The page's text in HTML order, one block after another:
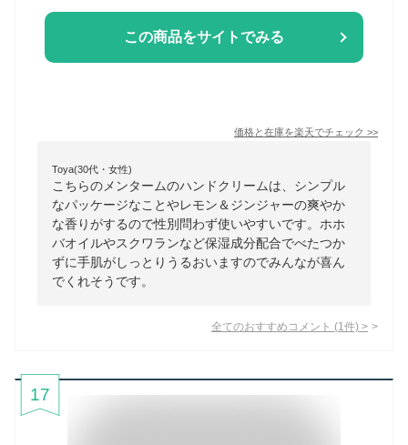
この商品をサイトでみる
価格と在庫を楽天でチェック >>
Toya(30代・女性)
こちらのメンタームのハンドクリームは、シンプル
なパッケージなことやレモン＆ジンジャーの爽やか
な香りがするので性別問わず使いやすいです。ホホ
バオイルやスクワランなど保湿成分配合でべたつか
ずに手肌がしっとりうるおいますのでみんなが喜ん
でくれそうです。
全てのおすすめコメント (1 件) >
17